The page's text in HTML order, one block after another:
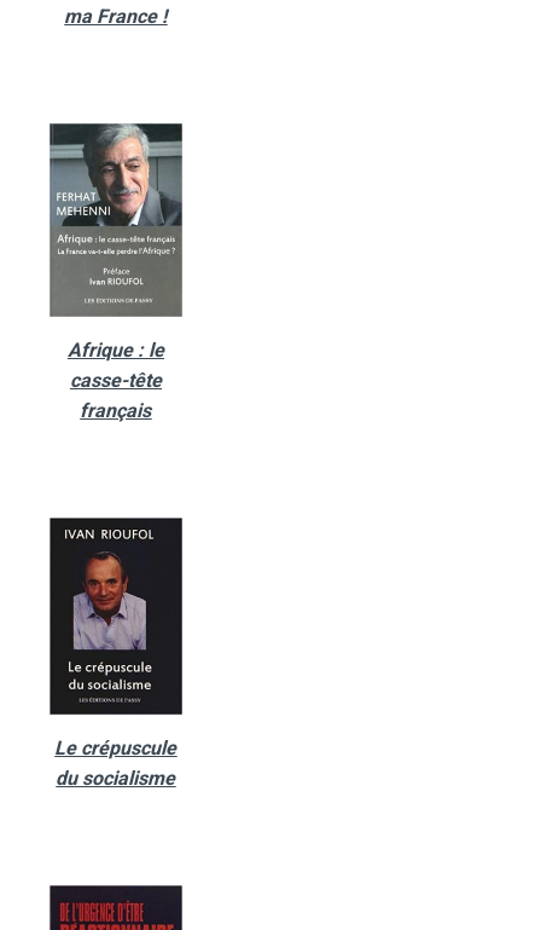
ma France !
Afrique : le
casse-tête
français
Le crépuscule
du socialisme